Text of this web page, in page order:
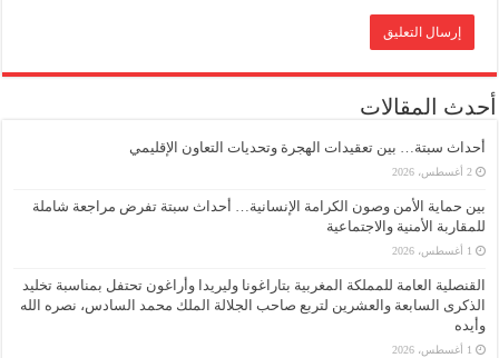
أحدث المقالات
أحداث سبتة… بين تعقيدات الهجرة وتحديات التعاون الإقليمي
2 أغسطس، 2026
بين حماية الأمن وصون الكرامة الإنسانية… أحداث سبتة تفرض مراجعة شاملة
للمقاربة الأمنية والاجتماعية
1 أغسطس، 2026
القنصلية العامة للمملكة المغربية بتاراغونا وليريدا وأراغون تحتفل بمناسبة تخليد
الذكرى السابعة والعشرين لتربع صاحب الجلالة الملك محمد السادس، نصره الله
وأيده
1 أغسطس، 2026